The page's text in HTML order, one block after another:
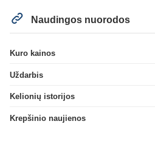
Naudingos nuorodos
Kuro kainos
Uždarbis
Kelionių istorijos
Krepšinio naujienos